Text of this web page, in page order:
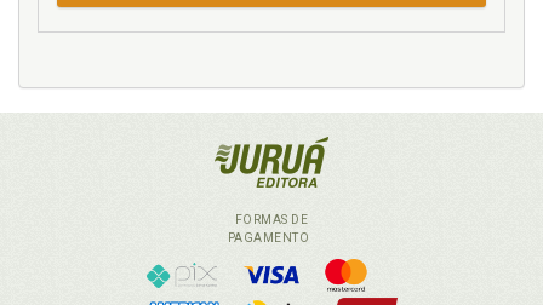
FORMAS DE
PAGAMENTO